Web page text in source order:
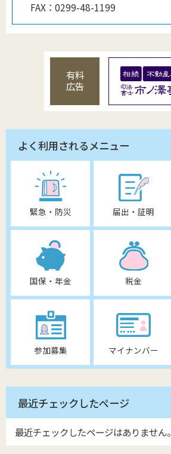
FAX： 0299-48-1199
有料
広告
よく利用されるメニュー
緊急・防災 届出・証明
国保・年金 税金
参加募集 マイナンバー
最近チェックしたページ
最近チェックしたページはありません。